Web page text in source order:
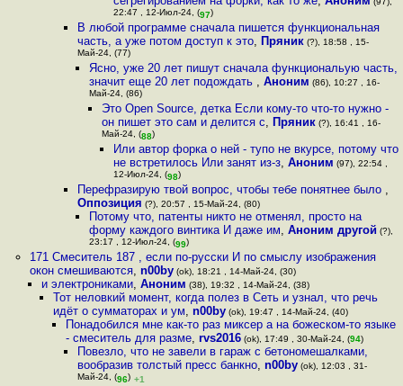
22:47 , 12-Июл-24, (97)
В любой программе сначала пишется функциональная
часть, а уже потом доступ к это, Пряник(?), 18:58 , 15-
Май-24, (77)
Ясно, уже 20 лет пишут сначала функциональую часть,
значит еще 20 лет подождать ,Аноним (86), 10:27 , 16-
Май-24, (86)
Это Open Source, детка Если кому-то что-то нужно -
он пишет это сам и делится с, Пряник(?), 16:41 , 16-
Май-24, (88)
Или автор форка о ней - тупо не вкурсе, потому что
не встретилось Или занят из-з, Аноним (97), 22:54 ,
12-Июл-24, (98)
Перефразирую твой вопрос, чтобы тебе понятнее было ,
Оппозиция (?), 20:57 , 15-Май-24, (80)
Потому что, патенты никто не отменял, просто на
форму каждого винтика И даже им,Аноним другой (?),
23:17 , 12-Июл-24, (99)
171 Смеситель 187 , если по-русски И по смыслу изображения
окон смешиваются, n00by(ok), 18:21 , 14-Май-24, (30)
и электрониками, Аноним (38), 19:32 , 14-Май-24, (38)
Тот неловкий момент, когда полез в Сеть и узнал, что речь
идёт о сумматорах и ум,n00by (ok), 19:47 , 14-Май-24, (40)
Понадобился мне как-то раз миксер а на божеском-то языке
- смеситель для разме, rvs2016(ok), 17:49 , 30-Май-24, (94)
Повезло, что не завели в гараж с бетономешалками,
вообразив толстый пресс банкно, n00by(ok), 12:03 , 31-
Май-24, (96) +1